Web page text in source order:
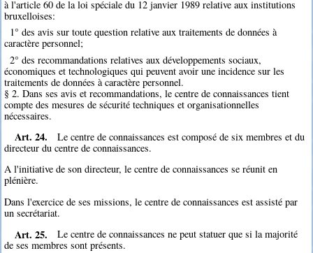
à l'article 60 de la loi spéciale du 12 janvier 1989 relative aux institutions
bruxelloises:
1° des avis sur toute question relative aux traitements de données à
caractère personnel;
2° des recommandations relatives aux développements sociaux,
économiques et technologiques qui peuvent avoir une incidence sur les
traitements de données à caractère personnel.
§ 2. Dans ses avis et recommandations, le centre de connaissances tient
compte des mesures de sécurité techniques et organisationnelles
nécessaires.
Art. 24.
Le centre de connaissances est composé de six membres et du
directeur du centre de connaissances.
A l'initiative de son directeur, le centre de connaissances se réunit en
plénière.
Dans l'exercice de ses missions, le centre de connaissances est assisté par
un secrétariat.
Art. 25.
Le centre de connaissances ne peut statuer que si la majorité
de ses membres sont présents.